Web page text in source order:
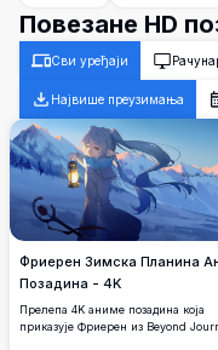
Повезане HD
Сви уређаји
Највише преузимања
Фриерен Зимска Планина
Позадина - 4K
Прелепа 4K аниме позадина која
приказује Фриерен из Beyond